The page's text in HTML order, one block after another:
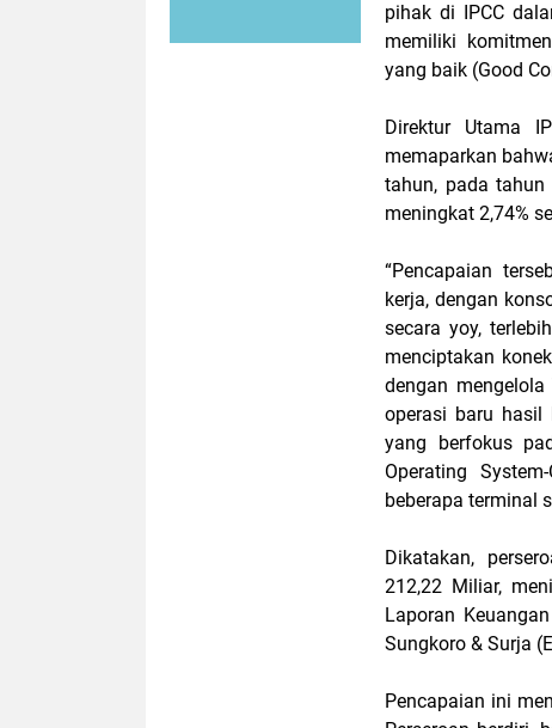
pihak di IPCC
memiliki
yang baik (Good
Direktur Utama
memaparkan
tahun, pada tahun
meningkat 2,74%
“Pencapaian
kerja, dengan
secara yoy,
menciptakan
dengan
operasi baru hasil
yang berfokus
Operating
beberapa terminal
Dikatakan,
212,22 Miliar,
Laporan
Sungkoro & Surja
Pencapaian ini